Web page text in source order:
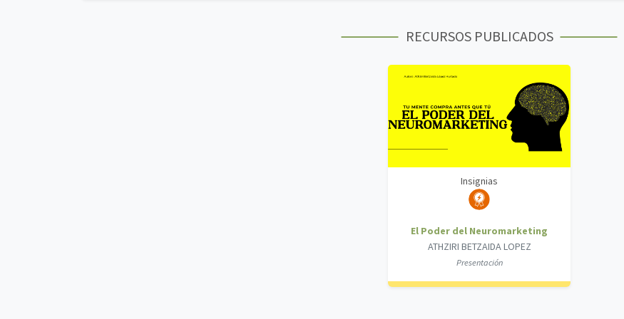
RECURSOS PUBLICADOS
Insignias
El Poder del Neuromarketing
ATHZIRI BETZAIDA LOPEZ
Presentación